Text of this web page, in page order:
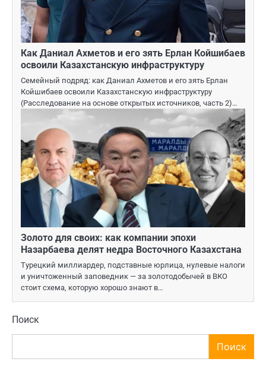
Как Даниал Ахметов и его зять Ерлан Койшибаев
освоили Казахстанскую инфраструктуру
Семейный подряд: как Даниал Ахметов и его зять Ерлан
Койшибаев освоили Казахстанскую инфраструктуру
(Расследование на основе открытых источников, часть 2)…
Золото для своих: как компании эпохи
Назарбаева делят недра Восточного Казахстана
Турецкий миллиардер, подставные юрлица, нулевые налоги
и уничтоженный заповедник — за золотодобычей в ВКО
стоит схема, которую хорошо знают в…
Поиск
Поиск